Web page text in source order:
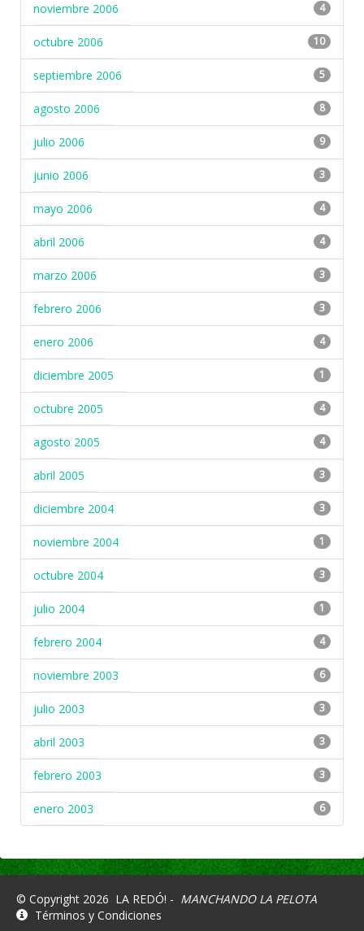
noviembre 2006 4
octubre 2006 10
septiembre 2006 5
agosto 2006 8
julio 2006 9
junio 2006 3
mayo 2006 4
abril 2006 4
marzo 2006 3
febrero 2006 3
enero 2006 4
diciembre 2005 1
octubre 2005 4
agosto 2005 4
abril 2005 3
diciembre 2004 3
noviembre 2004 1
octubre 2004 3
julio 2004 1
febrero 2004 4
noviembre 2003 6
julio 2003 3
abril 2003 3
febrero 2003 3
enero 2003 6
© Copyright 2026 LA REDÓ! - MANCHANDO LA PELOTA
Términos y Condiciones